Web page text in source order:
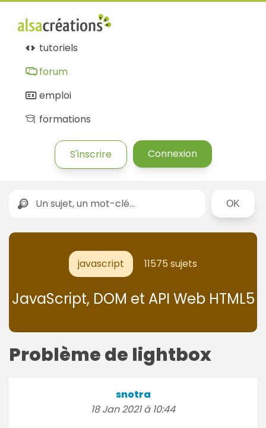
tutoriels
forum
emploi
formations
S'inscrire Connexion
Rechercher
javascript 11575 sujets
JavaScript, DOM et API Web HTML5
Problème de lightbox
snotra
18 Jan 2021 à 10:44